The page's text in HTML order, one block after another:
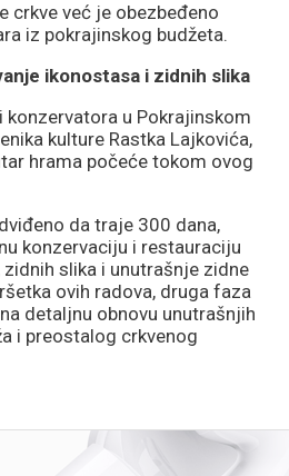
crkve već je obezbeđeno
iz pokrajinskog budžeta.
ikonostasa i zidnih slika
konzervatora u Pokrajinskom
kulture Rastka Lajkovića,
hrama počeće tokom ovog
da traje 300 dana,
konzervaciju i restauraciju
slika i unutrašnje zidne
ovih radova, druga faza
detaljnu obnovu unutrašnjih
i preostalog crkvenog